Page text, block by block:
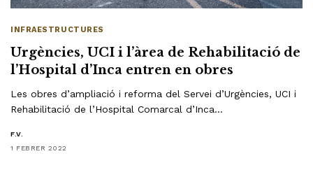
INFRAESTRUCTURES
Urgències, UCI i l’àrea de Rehabilitació de
l’Hospital d’Inca entren en obres
Les obres d’ampliació i reforma del Servei d’Urgències, UCI i
Rehabilitació de l’Hospital Comarcal d’Inca…
F.V.
1 FEBRER 2022